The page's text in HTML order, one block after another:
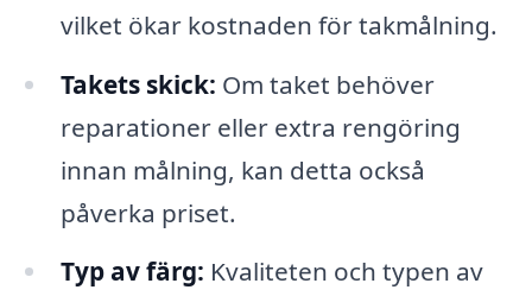
vilket ökar kostnaden för takmålning.
Takets skick: Om taket behöver
reparationer eller extra rengöring
innan målning, kan detta också
påverka priset.
Typ av färg: Kvaliteten och typen av